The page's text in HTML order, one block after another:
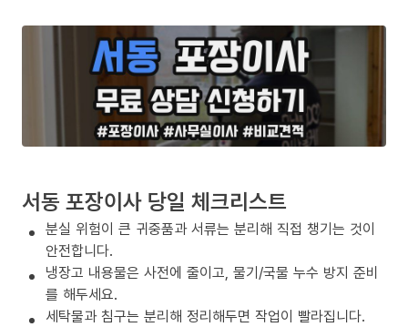
서동 포장이사 당일 체크리스트
분실 위험이 큰 귀중품과 서류는 분리해 직접 챙기는 것이
안전합니다.
냉장고 내용물은 사전에 줄이고, 물기/국물 누수 방지 준비
를 해두세요.
세탁물과 침구는 분리해 정리해두면 작업이 빨라집니다.